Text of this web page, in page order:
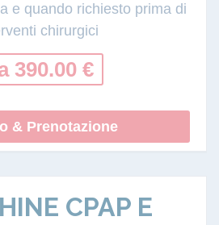
e quando richiesto prima di
chirurgici
390.00 €
& Prenotazione
CPAP E